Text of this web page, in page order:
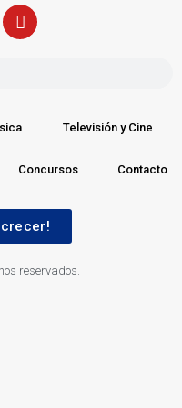
Televisión y Cine
Concursos Contacto
crecer!
reservados.